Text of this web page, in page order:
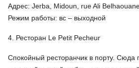
Адрес: Jerba, Midoun, rue Ali
Режим работы: вс – выходной
4. Ресторан Le Petit Pecheur
Спокойный ресторанчик в порту. Сюда